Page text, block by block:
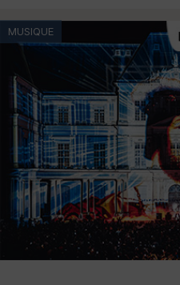
MUSIQUE